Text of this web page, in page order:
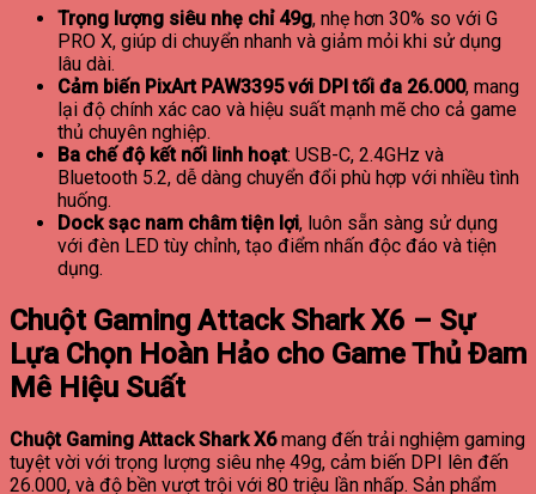
Trọng lượng siêu nhẹ chỉ 49g, nhẹ hơn 30% so với G
PRO X, giúp di chuyển nhanh và giảm mỏi khi sử dụng
lâu dài.
Cảm biến PixArt PAW3395 với DPI tối đa 26.000, mang
lại độ chính xác cao và hiệu suất mạnh mẽ cho cả game
thủ chuyên nghiệp.
Ba chế độ kết nối linh hoạt: USB-C, 2.4GHz và
Bluetooth 5.2, dễ dàng chuyển đổi phù hợp với nhiều tình
huống.
Dock sạc nam châm tiện lợi, luôn sẵn sàng sử dụng
với đèn LED tùy chỉnh, tạo điểm nhấn độc đáo và tiện
dụng.
Chuột Gaming Attack Shark X6 – Sự
Lựa Chọn Hoàn Hảo cho Game Thủ Đam
Mê Hiệu Suất
Chuột Gaming Attack Shark X6mang đến trải nghiệm gaming
tuyệt vời với trọng lượng siêu nhẹ 49g, cảm biến DPI lên đến
26.000, và độ bền vượt trội với 80 triệu lần nhấp. Sản phẩm